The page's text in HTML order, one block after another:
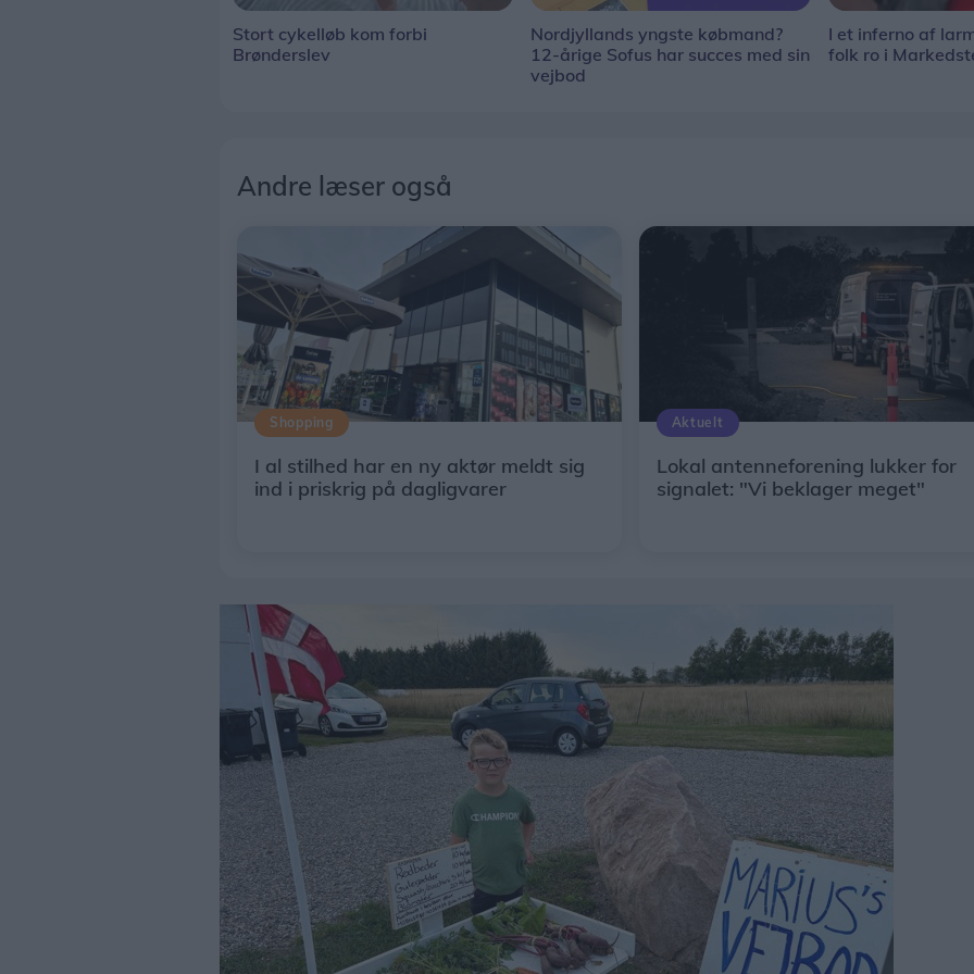
Stort cykelløb kom forbi
Brønderslev
Nordjyllands yngste købmand?
12-årige Sofus har succes med sin
vejbod
I et inferno af
folk ro i
Andre læser også
Shopping
I al stilhed har en ny aktør meldt sig
ind i priskrig på dagligvarer
Aktuelt
Lokal antenneforening lukker for
signalet: "Vi beklager meget"